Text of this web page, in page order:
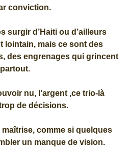
conviction.
surgir d’Haiti ou d’ailleurs
lointain, mais ce sont des
des engrenages qui grincent
partout.
nu, l’argent ,ce trio-là
de décisions.
maîtrise, comme si quelques
un manque de vision.